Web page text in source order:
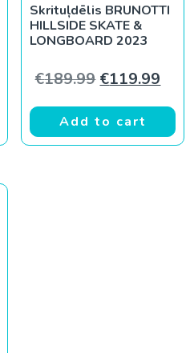
was: €89.99.
price is: €74.99.
Skrituļdēlis BRUNOTTI
HILLSIDE SKATE &
LONGBOARD 2023
€189.99 Original
€119.99
Add to cart